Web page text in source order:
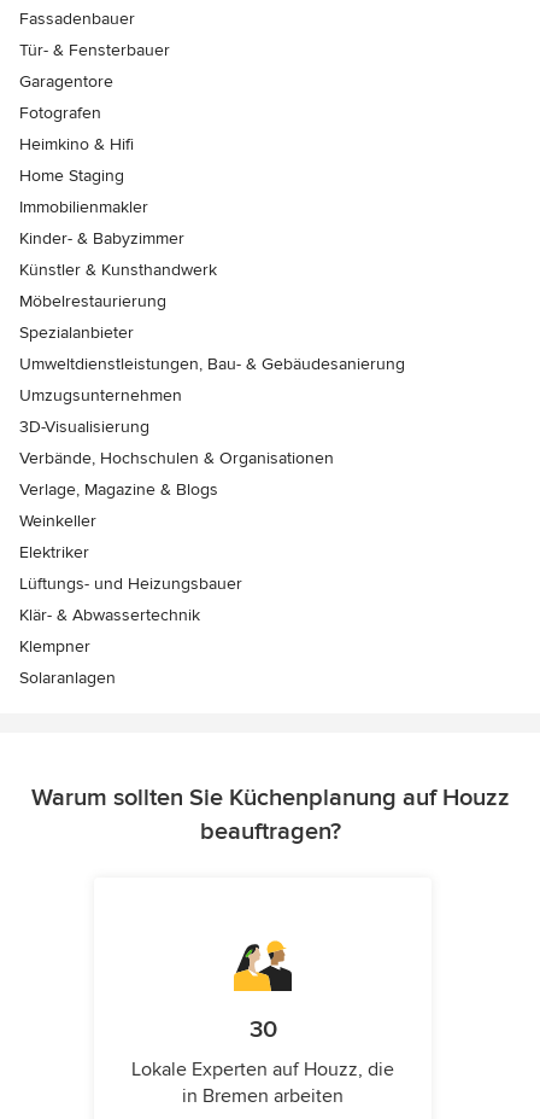
Fassadenbauer
Tür- & Fensterbauer
Garagentore
Fotografen
Heimkino & Hifi
Home Staging
Immobilienmakler
Kinder- & Babyzimmer
Künstler & Kunsthandwerk
Möbelrestaurierung
Spezialanbieter
Umweltdienstleistungen, Bau- & Gebäudesanierung
Umzugsunternehmen
3D-Visualisierung
Verbände, Hochschulen & Organisationen
Verlage, Magazine & Blogs
Weinkeller
Elektriker
Lüftungs- und Heizungsbauer
Klär- & Abwassertechnik
Klempner
Solaranlagen
Warum sollten Sie Küchenplanung auf Houzz
beauftragen?
30
Lokale Experten auf Houzz, die
in Bremen arbeiten